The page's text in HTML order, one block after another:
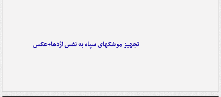
تجهیز موشکهای سپاه به نفس اژدها+عکس